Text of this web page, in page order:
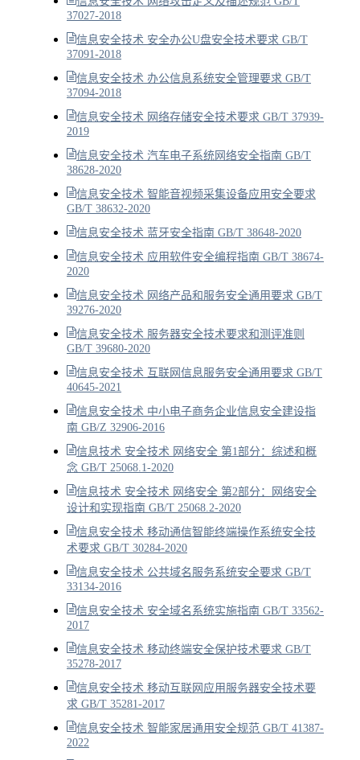
37027-2018
信息安全技术 安全办公U盘安全技术要求 GB/T
37091-2018
信息安全技术 办公信息系统安全管理要求 GB/T
37094-2018
信息安全技术 网络存储安全技术要求 GB/T 37939-
2019
信息安全技术 汽车电子系统网络安全指南 GB/T
38628-2020
信息安全技术 智能音视频采集设备应用安全要求
GB/T 38632-2020
信息安全技术 蓝牙安全指南 GB/T 38648-2020
信息安全技术 应用软件安全编程指南 GB/T 38674-
2020
信息安全技术 网络产品和服务安全通用要求 GB/T
39276-2020
信息安全技术 服务器安全技术要求和测评准则
GB/T 39680-2020
信息安全技术 互联网信息服务安全通用要求 GB/T
40645-2021
信息安全技术 中小电子商务企业信息安全建设指
南 GB/Z 32906-2016
信息技术 安全技术 网络安全 第1部分：综述和概
念 GB/T 25068.1-2020
信息技术 安全技术 网络安全 第2部分：网络安全
设计和实现指南 GB/T 25068.2-2020
信息安全技术 移动通信智能终端操作系统安全技
术要求 GB/T 30284-2020
信息安全技术 公共域名服务系统安全要求 GB/T
33134-2016
信息安全技术 安全域名系统实施指南 GB/T 33562-
2017
信息安全技术 移动终端安全保护技术要求 GB/T
35278-2017
信息安全技术 移动互联网应用服务器安全技术要
求 GB/T 35281-2017
信息安全技术 智能家居通用安全规范 GB/T 41387-
2022